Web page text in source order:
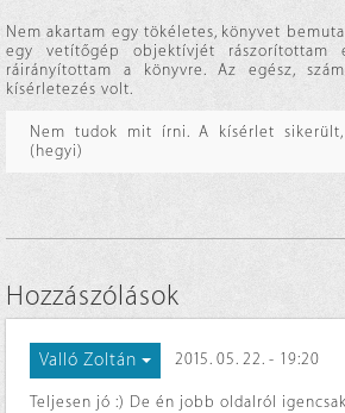
Nem akartam egy tökéletes, könyvet
egy vetítőgép objektívjét rászorítottam
ráirányítottam a könyvre. Az egész,
kísérletezés volt.
Nem tudok mit írni. A kísérlet
(hegyi)
Hozzászólások
Valló Zoltán 2015. 05. 22. - 19:20
Teljesen jó :) De én jobb oldalról